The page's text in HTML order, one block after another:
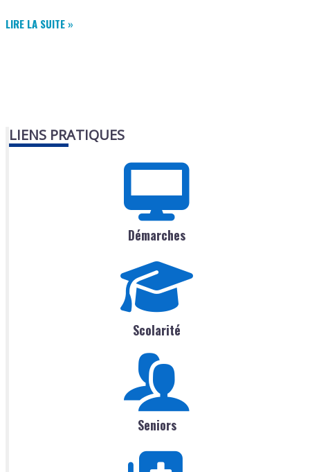
ASSOCIATIONS
LIRE LA SUITE »
LIENS PRATIQUES
Démarches
Scolarité
Seniors